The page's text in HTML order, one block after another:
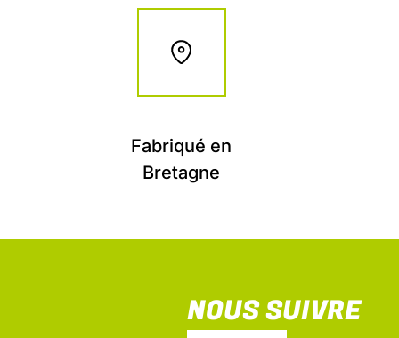
Fabriqué en
Bretagne
NOUS SUIVRE